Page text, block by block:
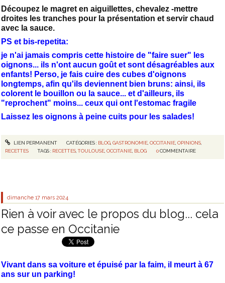
Découpez le magret en aiguillettes, chevalez -mettre
droites les tranches pour la présentation et servir chaud
avec la sauce.
PS et bis-repetita:
je n'ai jamais compris cette histoire de "faire suer" les
oignons... ils n'ont aucun goût et sont désagréables aux
enfants! Perso, je fais cuire des cubes d'oignons
longtemps, afin qu'ils deviennent bien bruns: ainsi, ils
colorent le bouillon ou la sauce... et d'ailleurs, ils
"reprochent" moins... ceux qui ont l'estomac fragile
Laissez les oignons à peine cuits pour les salades!
LIEN PERMANENT CATÉGORIES : BLOG, GASTRONOMIE, OCCITANIE, OPINIONS,
RECETTES
TAGS : RECETTES ,TOULOUSE ,OCCITANIE BLOG 0 COMMENTAIRE
dimanche 17 mars 2024
Rien à voir avec le propos du blog... cela
ce passe en Occitanie
Vivant dans sa voiture et épuisé par la faim, il meurt à 67
ans sur un parking!